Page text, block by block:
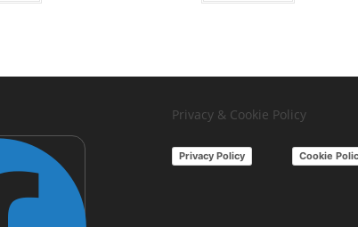
Privacy & Cookie Policy
Privacy Policy Cookie